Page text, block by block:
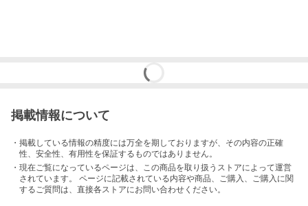
掲載情報について
・掲載している情報の精度には万全を期しておりますが、その内容の正確
性、安全性、有用性を保証するものではありません。
・現在ご覧になっているページは、この商品を取り扱うストアによって運営
されています。 ページに記載されている内容や商品、ご購入 、ご購入に関
するご質問は、直接各ストアにお問い合わせください。